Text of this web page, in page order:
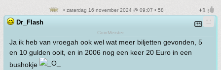
• zaterdag 16 november 2024 @ 09:07 • 58
Dr_Flash
CoinMeister
Ja ik heb van vroegah ook wel wat meer biljetten gevonden, 5
en 10 gulden ooit, en in 2006 nog een keer 20 Euro in een
bushokje